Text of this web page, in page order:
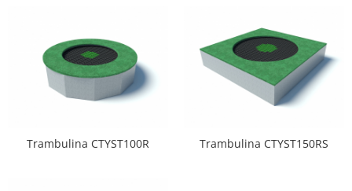
Trambulina CTYST100R Trambulina CTYST150RS